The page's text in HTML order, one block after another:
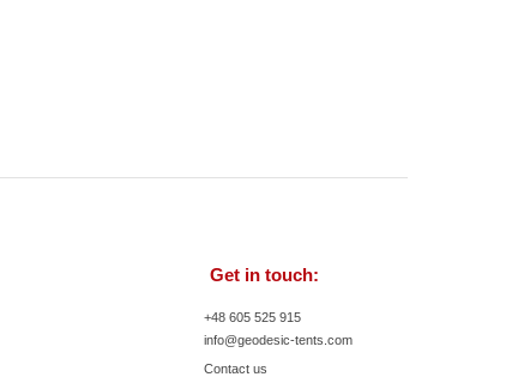
Get in touch:
+48 605 525 915
info@geodesic-tents.com
Contact us